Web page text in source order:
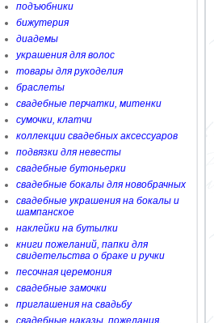
подъюбники
бижутерия
диадемы
украшения для волос
товары для рукоделия
браслеты
свадебные перчатки, митенки
сумочки, клатчи
коллекции свадебных аксессуаров
подвязки для невесты
свадебные бутоньерки
свадебные бокалы для новобрачных
свадебные украшения на бокалы и
шампанское
наклейки на бутылки
книги пожеланий, папки для
свидетельства о браке и ручки
песочная церемония
свадебные замочки
приглашения на свадьбу
свадебные наказы, пожелания,